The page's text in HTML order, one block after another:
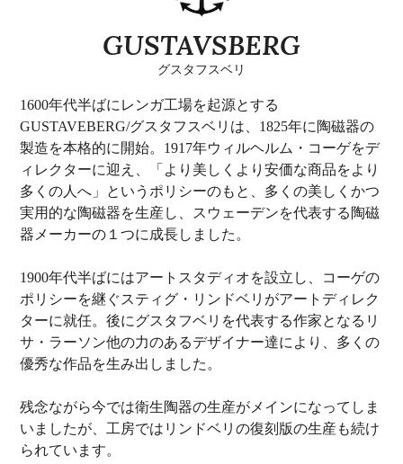
GUSTAVSBERG
グスタフスベリ
1600年代半ばにレンガ工場を起源とする
GUSTAVEBERG/グスタフスベリは、1825年に陶磁器の
製造を本格的に開始。1917年ウィルヘルム・コーゲをデ
ィレクターに迎え、「より美しくより安価な商品をより
多くの人へ」というポリシーのもと、多くの美しくかつ
実用的な陶磁器を生産し、スウェーデンを代表する陶磁
器メーカーの１つに成長しました。
1900年代半ばにはアートスタディオを設立し、コーゲの
ポリシーを継ぐスティグ・リンドベリがアートディレク
ターに就任。後にグスタフベリを代表する作家となるリ
サ・ラーソン他の力のあるデザイナー達により、多くの
優秀な作品を生み出しました。
残念ながら今では衛生陶器の生産がメインになってしま
いましたが、工房ではリンドベリの復刻版の生産も続け
られています。